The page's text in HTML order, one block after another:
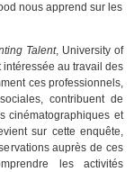
nous apprend sur les
Talent, University of
au travail des
ces professionnels,
contribuent de
cinématographiques et
sur cette enquête,
auprès de ces
les activités